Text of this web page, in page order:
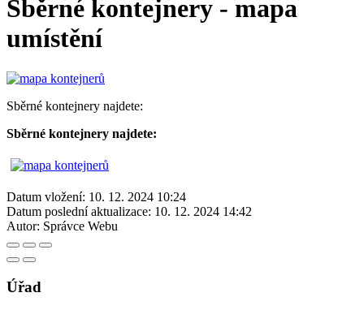
Sběrné kontejnery - mapa
umístění
Sběrné kontejnery najdete:
Sběrné kontejnery najdete:
Datum vložení: 10. 12. 2024 10:24
Datum poslední aktualizace: 10. 12. 2024 14:42
Autor: Správce Webu
Úřad